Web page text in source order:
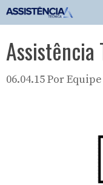
Pular
para
conteúdo
Assistência
06.04.15Por